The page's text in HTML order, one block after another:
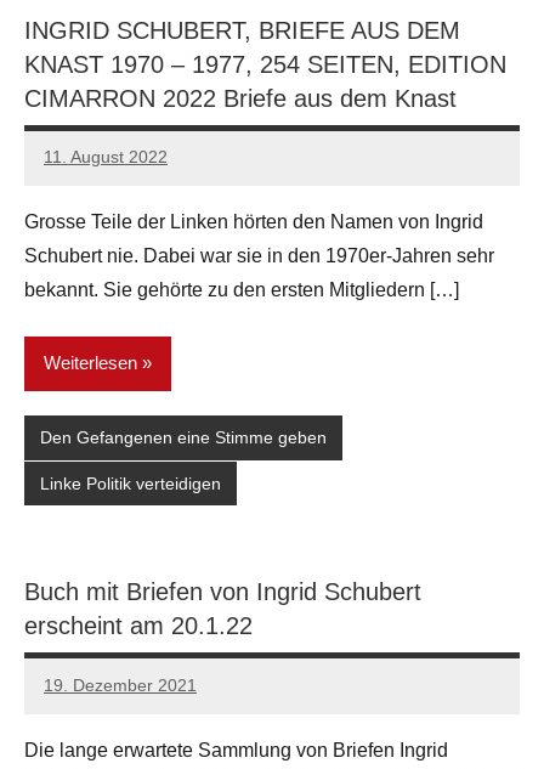
INGRID SCHUBERT, BRIEFE AUS DEM
KNAST 1970 – 1977, 254 SEITEN, EDITION
CIMARRON 2022 Briefe aus dem Knast
11. August 2022
network
Grosse Teile der Linken hörten den Namen von Ingrid
Schubert nie. Dabei war sie in den 1970er-Jahren sehr
bekannt. Sie gehörte zu den ersten Mitgliedern […]
Weiterlesen
Den Gefangenen eine Stimme geben
Linke Politik verteidigen
Buch mit Briefen von Ingrid Schubert
erscheint am 20.1.22
19. Dezember 2021
network
Die lange erwartete Sammlung von Briefen Ingrid